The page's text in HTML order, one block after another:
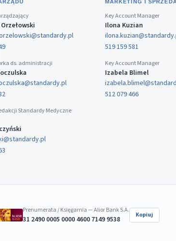
Orzełowski
ds. administracji
Standardy Medyczne
MARKETING I
Key Account Manager
Ilona Kuzian
519 159 581
Key Account Manager
Izabela Blimel
512 079 466
Prenumerata / Księgarnia — Alior Bank S.A.
31 2490 0005 0000 4600 7149 9538 Kopiuj